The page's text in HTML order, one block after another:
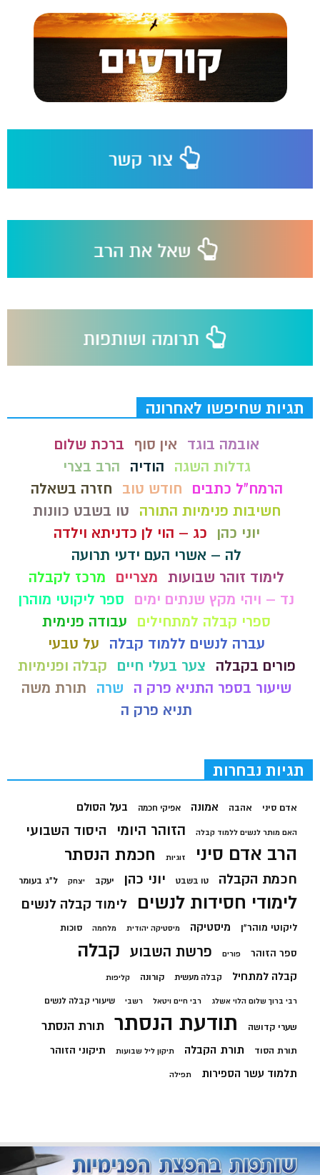
תגיות שחיפשו לאחרונה
אובמה בוגד אין סוף
ברכת שלום
גדלות השגה
הודיה
הרב בצרי
הרמח"ל כתבים
חודש טוב
חזרה בשאלה
חשיבות פנימיות התורה
טו בשבט כוונות
יוני כהן
כג – הוי לן כדניתא וילדה
לה – אשרי העם ידעי תרועה
לימוד זוהר שבועות מצריים
מרכז לקבלה
נד – ויהי מקץ שנתים ימים
ספר ליקוטי מוהרן
ספרי קבלה למתחילים
עבודה פנימית
עברה לנשים ללמוד קבלה
על טבעי
פורים בקבלה
צער בעלי חיים
קבלה ופנימיות
שיעור בספר התניא פרק ה
שרה
תורת משה
תניא פרק ה
תגיות נבחרות
אדם סיני אהבה אמונה אפיקי חכמה בעל הסולם
האם מותר לנשים ללמוד קבלה הזוהר היומי היסוד השבועי
הרב אדם סיני זוגיות חכמת הנסתר
חכמת הקבלה טו בשבט יוני כהן יעקב יצחק ל"ג בעומר
לימודי חסידות לנשים לימוד קבלה לנשים
ליקוטי מוהר"ן מיסטיקה מיסטיקה יהודית מלחמה סוכות
ספר הזוהר פורים פרשת השבוע קבלה
קבלה למתחיל קבלה מעשית קורונה קליפות
רבי ברוך שלום הלוי אשלג רבי חיים ויטאל רשבי שיעורי קבלה לנשים
שערי קדושה תודעת הנסתר תורת הנסתר
תורת הסוד תורת הקבלה תיקון ליל שבועות תיקוני הזוהר
תלמוד עשר הספירות תפילה